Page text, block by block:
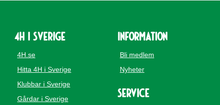
4H i Sverige
4H.se
Hitta 4H i Sverige
Klubbar i Sverige
Gårdar i Sverige
Information
Bli medlem
Nyheter
Service